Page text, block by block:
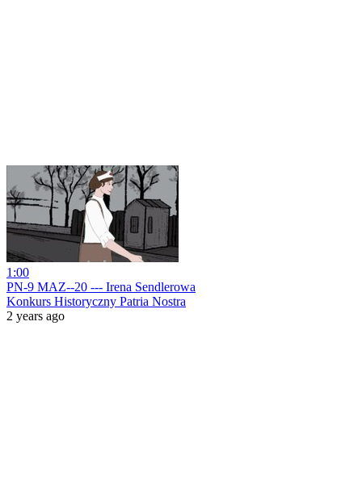
1:00
PN-9 MAZ--20 --- Irena Sendlerowa
Konkurs Historyczny Patria Nostra
2 years ago